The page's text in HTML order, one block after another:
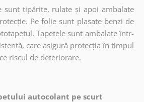
sunt tipărite, rulate și apoi ambalate
Pe folie sunt plasate benzi de
Tapetele sunt ambalate într-
care asigură protecția în timpul
riscul de deteriorare.
autocolant pe scurt